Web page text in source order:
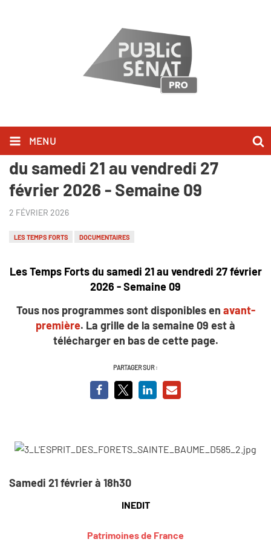
MENU
Public Sénat - Les Temps Forts
du samedi 21 au vendredi 27
février 2026 - Semaine 09
2 FÉVRIER 2026
LES TEMPS FORTS DOCUMENTAIRES
Les Temps Forts du samedi 21 au vendredi 27 février
2026 - Semaine 09
Tous nos programmes sont disponibles en avant-
première. La grille de la semaine 09 est à
télécharger en bas de cette page.
PARTAGER SUR :
Samedi 21 février à 18h30
INEDIT
Patrimoines de France